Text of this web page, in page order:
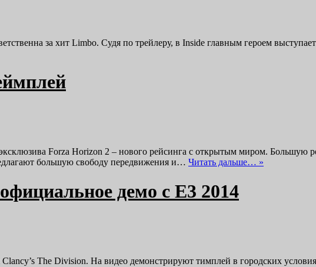
за хит Limbo. Судя по трейлеру, в Inside главным героем
Forza Horizon 2 – нового рейсинга с открытым миром. Большую
большую свободу передвижения и… Читать дальше… »
демо с E3 2014
The Division. На видео демонстрируют тимплей в городских